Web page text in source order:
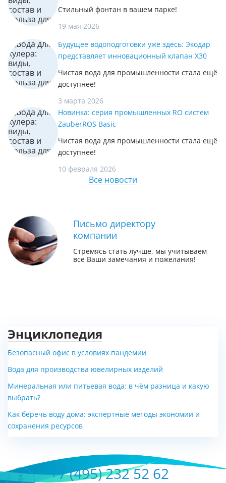
Стильный фонтан в вашем парке!
19 мая 2026
Будущее водоподготовки уже здесь: Экодар
представляет инновационный клапан X30
Чистая вода для промышленности стала ещё
доступнее!
3 марта 2026
Новинка: серия промышленных RO систем
ZauberROS Basic
Чистая вода для промышленности стала ещё
доступнее!
10 февраля 2026
Все новости
Письмо директору
компании
Стремясь стать лучше, мы учитываем
все Ваши замечания и пожелания!
Энциклопедия
Безопасный офис в условиях пандемии
Вода для производства ювелирных изделий
Минеральная или питьевая вода: в чём разница и какую
выбрать?
Как беречь воду дома: экспертные методы экономии и
сохранения ресурсов
+7 (495) 232 52 62